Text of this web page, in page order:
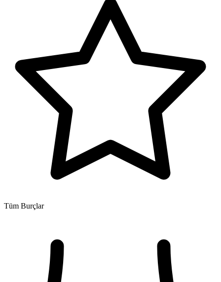
Tüm Burçlar